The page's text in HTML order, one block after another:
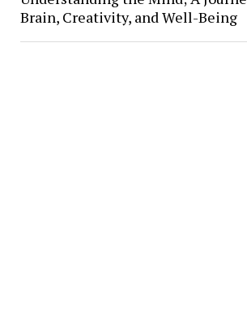
Brain, Creativity, and Well-Being